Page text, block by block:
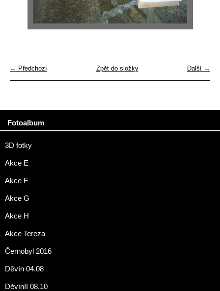
← Předchozí Další →
Zpět do složky
Fotoalbum
3D fotky
Akce E
Akce F
Akce G
Akce H
Akce Tereza
Černobyl 2016
Děvín 04.08
DěvínII 08.10